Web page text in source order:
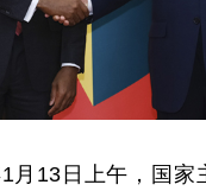
月13日上午，国家